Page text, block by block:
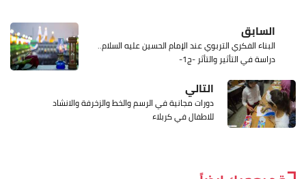
السابق
البناء الفكري التربوي عند الإمام الحسين عليه السلام..
دراسة في التأثير والتأثر -ج1-
التالي
دورات مجانية في الرسم والخط والزخرفة والانشاد
للاطفال في كربلاء